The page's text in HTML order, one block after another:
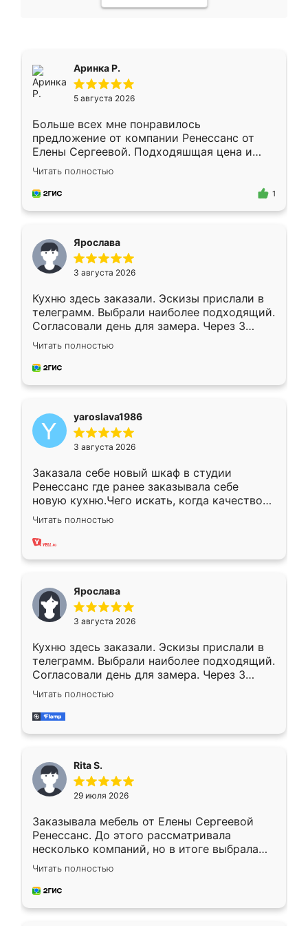
Аринка Р.
5 августа 2026
Больше всех мне понравилось
предложение от компании Ренессанс от
Елены Сергеевой. Подходяшщая цена и
короткие сроки изготовления. Приехавший
для замера сотрудник Владислав
предложил по моему эскизу самый
Читать полностью
1
Ярослава
3 августа 2026
Кухню здесь заказали. Эскизы прислали в
телеграмм. Выбрали наиболее подходящий.
Согласовали день для замера. Через 3
недели кухня была уже готова. Остались
довольны работой. Спасибо Ренессанс
мебель за качественную работу!
Читать полностью
yaroslava1986
3 августа 2026
Заказала себе новый шкаф в студии
Ренессанс где ранее заказывала себе
новую кухню.Чего искать, когда качеством
вполне довольна. Служит кухня уже почти
два года, нареканий нет.
Читать полностью
Ярослава
3 августа 2026
Кухню здесь заказали. Эскизы прислали в
телеграмм. Выбрали наиболее подходящий.
Согласовали день для замера. Через 3
недели кухня была уже готова. Остались
довольны работой. Спасибо Ренессанс
мебель за качественную работу!
Читать полностью
Rita S.
29 июля 2026
Заказывала мебель от Елены Сергеевой
Ренессанс. До этого рассматривала
несколько компаний, но в итоге выбрала
эту. Сначала обговорили условия, потом
приехал замерщик, всё спокойно объяснил
и снял размеры. Изготовили в срок, с
Читать полностью